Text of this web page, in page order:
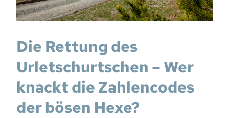
Die Rettung des
Urletschurtschen – Wer
knackt die Zahlencodes
der bösen Hexe?